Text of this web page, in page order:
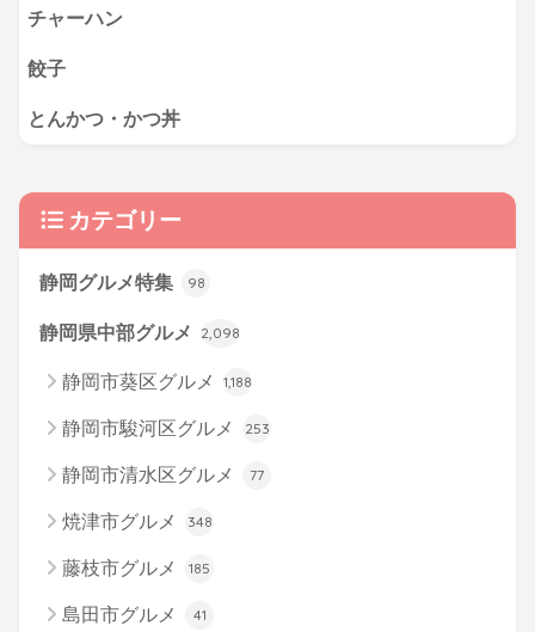
チャーハン
餃子
とんかつ・かつ丼
カテゴリー
静岡グルメ特集 98
静岡県中部グルメ 2,098
静岡市葵区グルメ 1,188
静岡市駿河区グルメ 253
静岡市清水区グルメ 77
焼津市グルメ 348
藤枝市グルメ 185
島田市グルメ 41